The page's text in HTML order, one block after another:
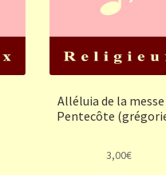
Alléluia de la messe
Pentecôte
3,00€